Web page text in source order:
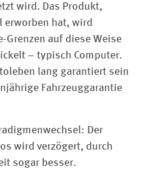
wird. Das Produkt,
erworben hat, wird
Grenzen auf diese Weise
– typisch Computer.
lang garantiert sein
Fahrzeuggarantie
Der
wird verzögert, durch
sogar besser.